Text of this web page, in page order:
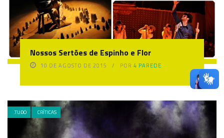
Nossos Sertões de Espinho e Flor
10 DE AGOSTO DE 2015 POR4 PAREDE
.TUDO CRÍTICAS